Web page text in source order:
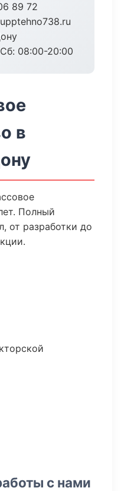
89 72
08:00-20:00
в
Полный
от разработки до
с нами